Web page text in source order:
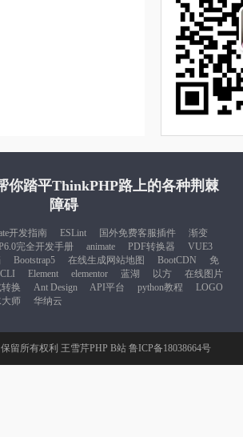
你踏平ThinkPHP路上的各种荆棘
障碍
开发指南 ESLint 国外免费客服插件
渐变
完全开发手册 animate PDF转换器
VUE3
Bootstrap5 在线生成网站地图 BootCDN
免
Element elementor 蓝湖 以方
在线图片
换 Ant Design API平台 python教程
LOGO
师 华纳云
留所有权利 王雪芹PHP B站 鲁ICP备18038664号